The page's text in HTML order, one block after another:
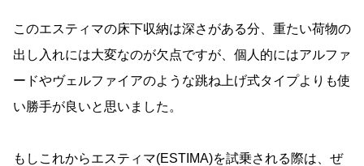
このエスティマの床下収納は深さがある分、重たい荷物の
出し入れには大変なのが欠点ですが、個人的にはアルファ
ードやヴェルファイアのような跳ね上げ式タイプよりも使
い勝手が良いと思いました。
もしこれからエスティマ(ESTIMA)を試乗される際は、ぜ